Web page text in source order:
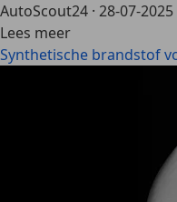
AutoScout24 · 28-07-2025
Lees meer
Synthetische brandstof